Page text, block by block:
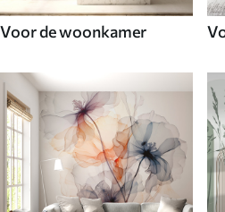
Voor de woonkamer